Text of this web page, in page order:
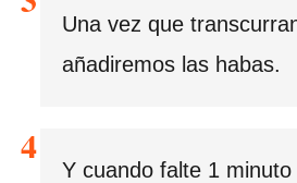
Una vez que
añadiremos las habas.
Y cuando falte 1